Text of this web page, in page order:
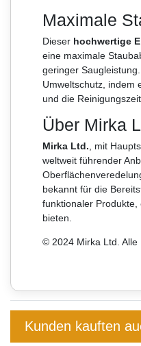
Maximale
Dieser hochwertige
eine maximale
geringer
Umweltschutz, indem
und die
Über Mirka
Mirka Ltd. , mit
weltweit führender
bekannt für die
funktionaler
bieten.
© 2024 Mirka Ltd. Alle
Kunden kauften